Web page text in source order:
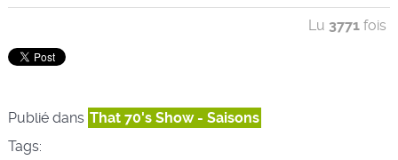
Lu 3771 fois
Publié dans That 70's Show - Saisons
Tags: